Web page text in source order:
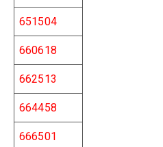
651504
660618
662513
664458
666501